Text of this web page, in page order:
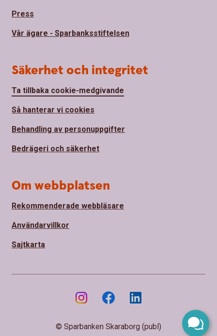
Press
Vår ägare - Sparbanksstiftelsen
Säkerhet och integritet
Ta tillbaka cookie-medgivande
Så hanterar vi cookies
Behandling av personuppgifter
Bedrägeri och säkerhet
Om webbplatsen
Rekommenderade webbläsare
Användarvillkor
Sajtkarta
© Sparbanken Skaraborg (publ)